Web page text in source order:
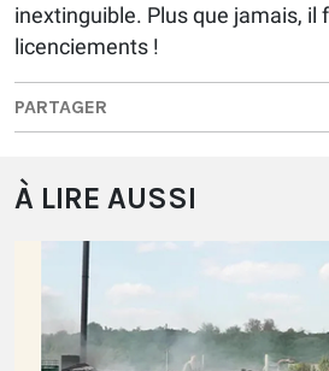
inextinguible. Plus que jamais, il
licenciements !
PARTAGER
À LIRE AUSSI